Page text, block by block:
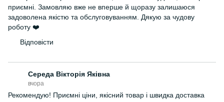
приємні. Замовляю вже не вперше й щоразу залишаюся
задоволена якістю та обслуговуванням. Дякую за чудову
роботу ❤️
Відповісти
Середа Вікторія Яківна
вчора
Рекомендую! Приємні ціни, якісний товар і швидка доставка